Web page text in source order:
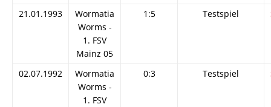
21.01.1993
Wormatia
Worms -
1. FSV
Mainz 05
1:5 Testspiel
02.07.1992
Wormatia
Worms -
1. FSV
0:3 Testspiel